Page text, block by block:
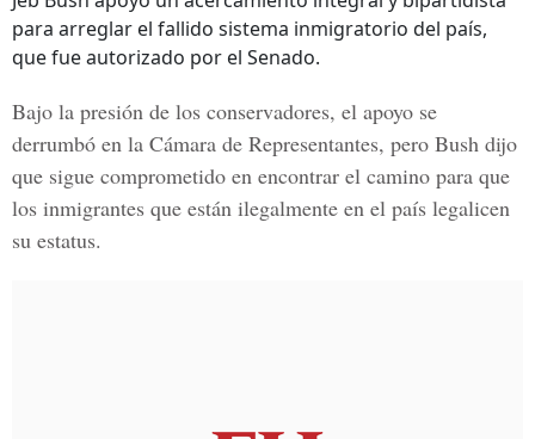
para arreglar el fallido sistema inmigratorio del país,
que fue autorizado por el Senado.
Bajo la presión de los conservadores, el apoyo se
derrumbó en la Cámara de Representantes, pero Bush dijo
que sigue comprometido en encontrar el camino para que
los inmigrantes que están ilegalmente en el país legalicen
su estatus.